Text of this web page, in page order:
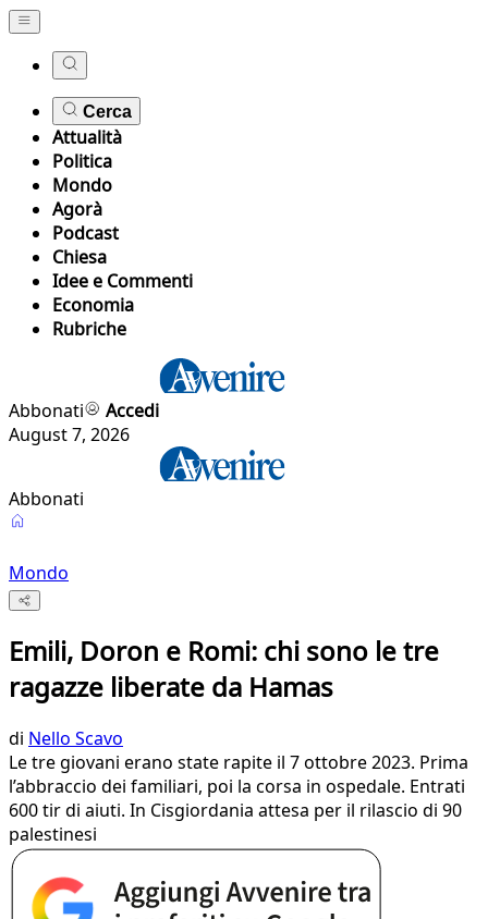
Cerca
Attualità
Politica
Mondo
Agorà
Podcast
Chiesa
Idee e Commenti
Economia
Rubriche
Abbonati
Accedi
August 7, 2026
Abbonati
Mondo
Emili, Doron e Romi: chi sono le tre
ragazze liberate da Hamas
di Nello Scavo
Le tre giovani erano state rapite il 7 ottobre 2023. Prima
l’abbraccio dei familiari, poi la corsa in ospedale. Entrati
600 tir di aiuti. In Cisgiordania attesa per il rilascio di 90
palestinesi